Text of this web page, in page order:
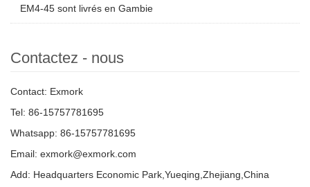
EM4-45 sont livrés en Gambie
Contactez - nous
Contact: Exmork
Tel: 86-15757781695
Whatsapp: 86-15757781695
Email: exmork@exmork.com
Add: Headquarters Economic Park,Yueqing,Zhejiang,China